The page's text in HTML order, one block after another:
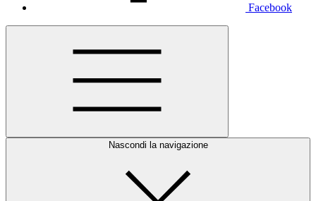
Facebook
Nascondi la navigazione